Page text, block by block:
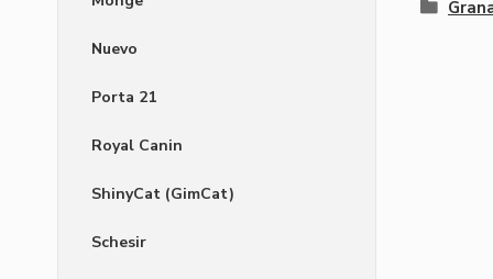
Nuevo
Porta 21
Royal Canin
ShinyCat (GimCat)
Schesir